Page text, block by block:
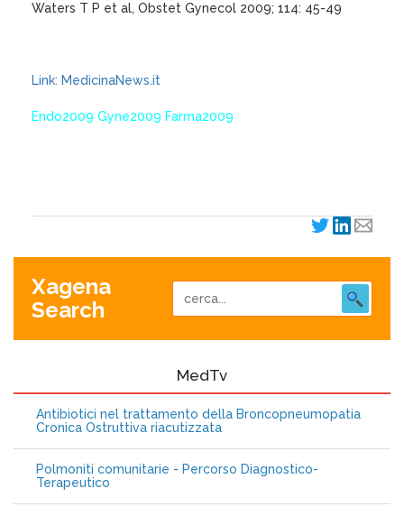
Waters T P et al, Obstet Gynecol 2009; 114: 45-49
Link: MedicinaNews.it
Endo2009 Gyne2009 Farma2009
Xagena
Search
MedTv
Antibiotici nel trattamento della Broncopneumopatia
Cronica Ostruttiva riacutizzata
Polmoniti comunitarie - Percorso Diagnostico-
Terapeutico